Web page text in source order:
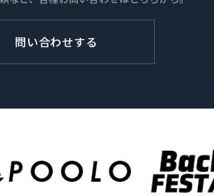
問い合わせする